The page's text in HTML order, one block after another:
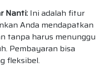
Nanti:Ini adalah fitur
Anda mendapatkan
tanpa harus menunggu
Pembayaran bisa
fleksibel.